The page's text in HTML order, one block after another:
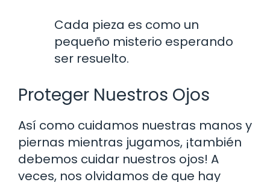
Cada pieza es como un
pequeño misterio esperando
ser resuelto.
Proteger Nuestros Ojos
Así como cuidamos nuestras manos y
piernas mientras jugamos, ¡también
debemos cuidar nuestros ojos! A
veces, nos olvidamos de que hay